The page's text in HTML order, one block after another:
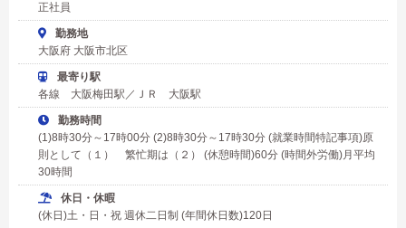
正社員
勤務地
大阪府 大阪市北区
最寄り駅
各線 大阪梅田駅／ＪＲ 大阪駅
勤務時間
(1)8時30分～17時00分 (2)8時30分～17時30分 (就業時間特記事項)原
則として（１） 繁忙期は（２） (休憩時間)60分 (時間外労働)月平均
30時間
休日・休暇
(休日)土・日・祝 週休二日制 (年間休日数)120日